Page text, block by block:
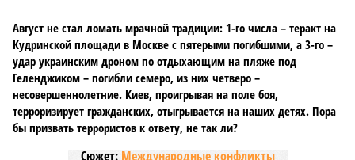
Август не стал ломать мрачной традиции: 1-го числа – теракт на
Кудринской площади в Москве с пятерыми погибшими, а 3-го –
удар украинским дроном по отдыхающим на пляже под
Геленджиком – погибли семеро, из них четверо –
несовершеннолетние. Киев, проигрывая на поле боя,
терроризирует гражданских, отыгрывается на наших детях. Пора
бы призвать террористов к ответу, не так ли?
Сюжет: Международные конфликты